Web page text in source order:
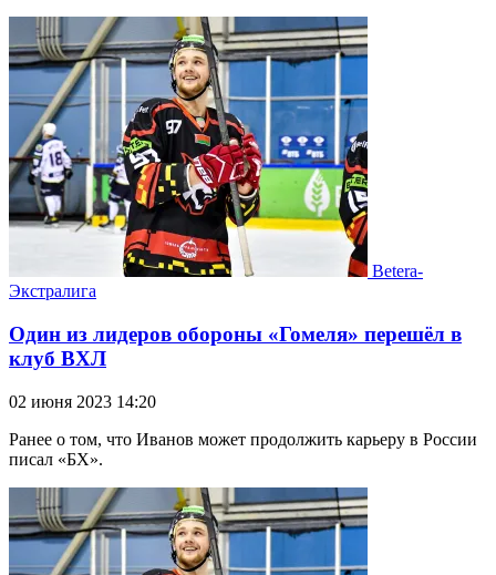
Betera-
Экстралига
Один из лидеров обороны «Гомеля» перешёл в
клуб ВХЛ
02 июня 2023 14:20
Ранее о том, что Иванов может продолжить карьеру в России
писал «БХ».